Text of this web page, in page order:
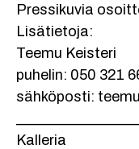
Pressikuvia
Lisätietoja:
Teemu Keisteri
puhelin: 050 321
sähköposti:
Kalleria